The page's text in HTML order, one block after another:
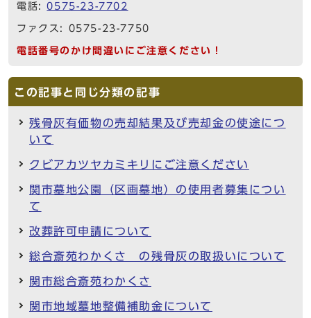
電話:0575-23-7702
ファクス: 0575-23-7750
電話番号のかけ間違いにご注意ください！
この記事と同じ分類の記事
残骨灰有価物の売却結果及び売却金の使途につ
いて
クビアカツヤカミキリにご注意ください
関市墓地公園（区画墓地）の使用者募集につい
て
改葬許可申請について
総合斎苑わかくさ の残骨灰の取扱いについて
関市総合斎苑わかくさ
関市地域墓地整備補助金について